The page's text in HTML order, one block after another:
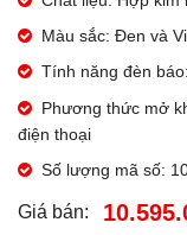
Màu sắc: Đen và
Tính năng đèn
Phương thức mở
điện thoại
Số lượng mã số:
Giá bán: